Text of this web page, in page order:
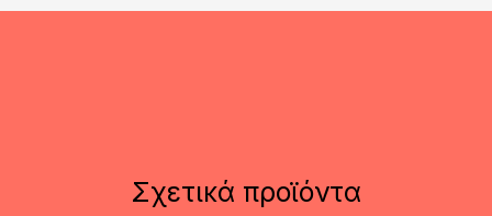
Σχετικά προϊόντα